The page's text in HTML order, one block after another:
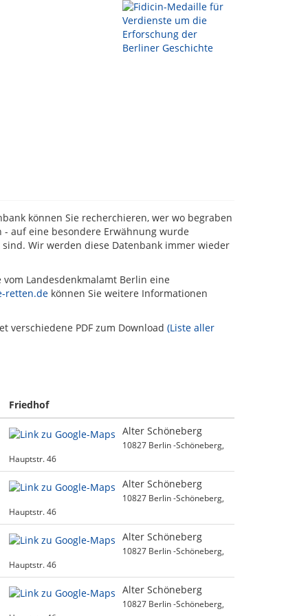
können Sie recherchieren, wer wo begraben
auf eine besondere Erwähnung wurde
Wir werden diese Datenbank immer wieder
Landesdenkmalamt Berlin eine
retten.de können Sie weitere Informationen
verschiedene PDF zum Download (Liste aller
Friedhof
Alter Schöneberg
10827 Berlin -Schöneberg,
Hauptstr. 46
Alter Schöneberg
10827 Berlin -Schöneberg,
Hauptstr. 46
Alter Schöneberg
10827 Berlin -Schöneberg,
Hauptstr. 46
Alter Schöneberg
10827 Berlin -Schöneberg,